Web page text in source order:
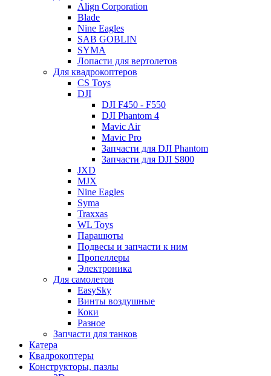
Align Corporation
Blade
Nine Eagles
SAB GOBLIN
SYMA
Лопасти для вертолетов
Для квадрокоптеров
CS Toys
DJI
DJI F450 - F550
DJI Phantom 4
Mavic Air
Mavic Pro
Запчасти для DJI Phantom
Запчасти для DJI S800
JXD
MJX
Nine Eagles
Syma
Traxxas
WL Toys
Парашюты
Подвесы и запчасти к ним
Пропеллеры
Электроника
Для самолетов
EasySky
Винты воздушные
Коки
Разное
Запчасти для танков
Катера
Квадрокоптеры
Конструкторы, пазлы